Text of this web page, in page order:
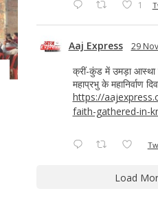
1
Aaj Express 29
क्रीं-कुंड में उमड़ा आस्था
महाप्रभु के महानिर्वाण
https://
faith-gathered-in-
Load